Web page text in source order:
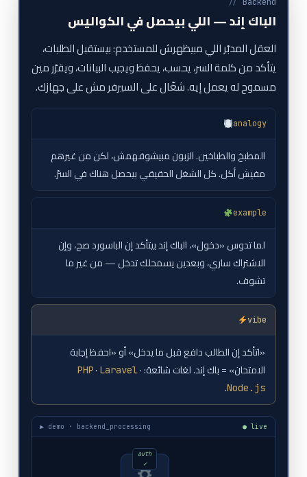
الباك إند — اللي بيحصل في الكواليس
العقل المدبّر اللي مبيظهرش للمستخدم: بيستقبل الطلبات،
يتأكد من كلمة السر، يحسب، يحفظ ويجيب البيانات، ويقرّر مين
مسموح له يعمل إيه. شغّال على السيرفر مش على جهازك.
analogy
المطبخ والطباخين. الزبون مبيشوفهمش، لكن من غيرهم
مفيش أكل. كل الشغل الحقيقي بيحصل هناك في السرّ.
example
لما تدوس «دخول»، الباك إند بيتأكد إن الباسورد صح، وإن
الاشتراك ساري، وبعدين يسمحلك تدخل — من غير ما
تشوف.
vibe
«اتأكد إن الطالب دافع قبل ما يدخل» أو «احفظ إجابة
الامتحان» = باك إند. لغات شائعة:
PHP· Laravel·
Node.js
.
▶ demo · backend_processing ● live